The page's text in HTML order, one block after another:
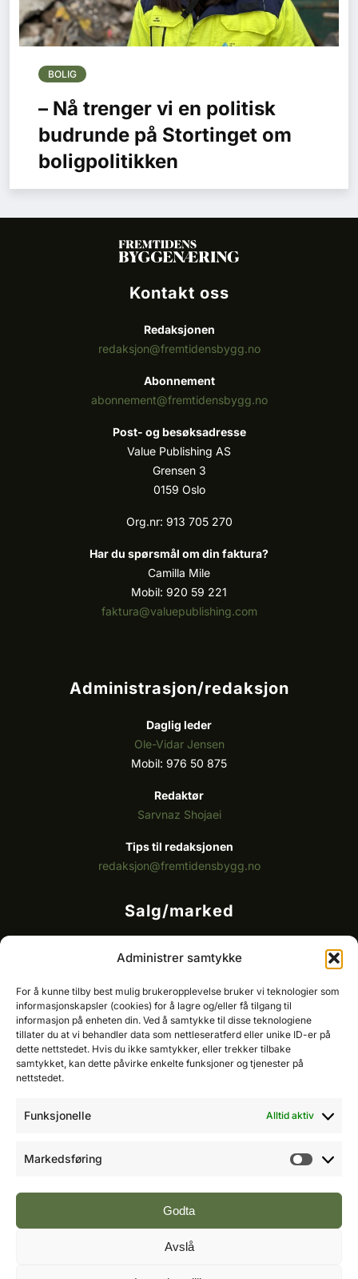
Administrer samtykke
For å kunne tilby best mulig brukeropplevelse bruker vi teknologier som
informasjonskapsler (cookies) for å lagre og/eller få tilgang til
informasjon på enheten din. Ved å samtykke til disse teknologiene
tillater du at vi behandler data som nettleseratferd eller unike ID-er på
dette nettstedet. Hvis du ikke samtykker, eller trekker tilbake
samtykket, kan dette påvirke enkelte funksjoner og tjenester på
nettstedet.
Funksjonelle Alltid aktiv
Markedsføring
Godta
Avslå
BOLIG
– Nå trenger vi en politisk
budrunde på Stortinget om
boligpolitikken
Kontakt oss
Redaksjonen
redaksjon@fremtidensbygg.no
Abonnement
abonnement@fremtidensbygg.no
Post- og besøksadresse
Value Publishing AS
Grensen 3
0159 Oslo
Org.nr: 913 705 270
Har du spørsmål om din faktura?
Camilla Mile
Mobil: 920 59 221
faktura@valuepublishing.com
Administrasjon/redaksjon
Daglig leder
Ole-Vidar Jensen
Mobil: 976 50 875
Redaktør
Sarvnaz Shojaei
Tips til redaksjonen
redaksjon@fremtidensbygg.no
Salg/marked
Ole-Vidar Jensen
Mobil: 976 50 875
E-post:ole@fremtidensbygg.no
Key account manager
Cristian Fatah